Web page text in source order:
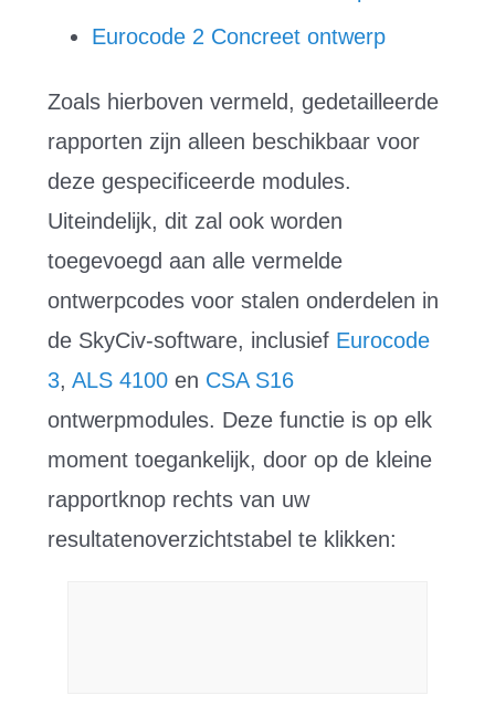
Eurocode 2 Concreet ontwerp
Zoals hierboven vermeld, gedetailleerde
rapporten zijn alleen beschikbaar voor
deze gespecificeerde modules.
Uiteindelijk, dit zal ook worden
toegevoegd aan alle vermelde
ontwerpcodes voor stalen onderdelen in
de SkyCiv-software, inclusief Eurocode
3, ALS 4100en CSA S16
ontwerpmodules. Deze functie is op elk
moment toegankelijk, door op de kleine
rapportknop rechts van uw
resultatenoverzichtstabel te klikken: